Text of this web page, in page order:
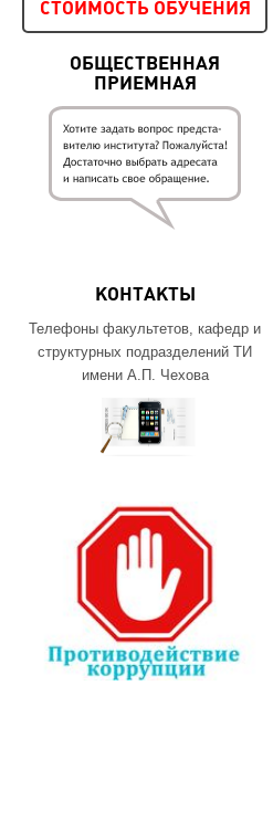
СТОИМОСТЬ ОБУЧЕНИЯ
ОБЩЕСТВЕННАЯ
ПРИЕМНАЯ
КОНТАКТЫ
Телефоны факультетов, кафедр и
структурных подразделений ТИ
имени А.П. Чехова